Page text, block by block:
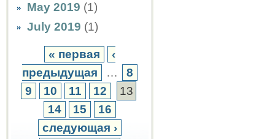
May 2019 (1)
July 2019 (1)
« первая
‹
предыдущая
…
8
9
10 11 12
13
14
15
16
следующая ›